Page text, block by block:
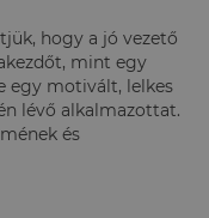
hogy a jó vezető
mint egy
egy motivált, lelkes
lévő alkalmazottat.
és